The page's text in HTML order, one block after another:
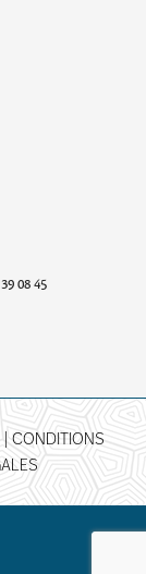
08 45
|CONDITIONS